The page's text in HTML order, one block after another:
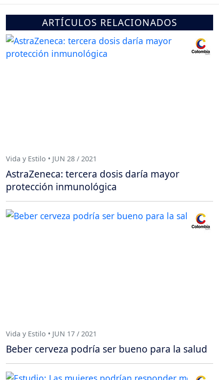
ARTÍCULOS RELACIONADOS
Vida y Estilo • JUN 28 / 2021
AstraZeneca: tercera dosis daría mayor
protección inmunológica
Vida y Estilo • JUN 17 / 2021
Beber cerveza podría ser bueno para la salud